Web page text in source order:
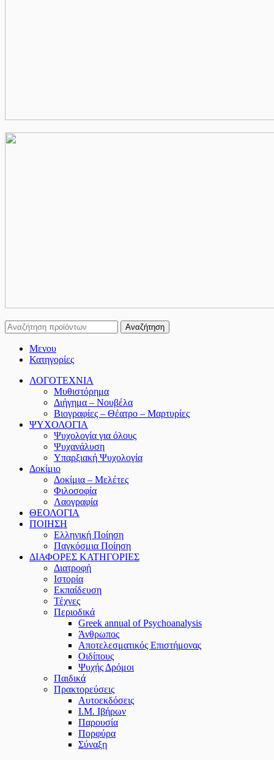
Αναζήτηση
Μενου
Κατηγορίες
ΛΟΓΟΤΕΧΝΙΑ
Μυθιστόρημα
Διήγημα – Νουβέλα
Βιογραφίες – Θέατρο – Μαρτυρίες
ΨΥΧΟΛΟΓΙΑ
Ψυχολογία για όλους
Ψυχανάλυση
Υπαρξιακή Ψυχολογία
Δοκίμιο
Δοκίμια – Μελέτες
Φιλοσοφία
Λαογραφία
ΘΕΟΛΟΓΙΑ
ΠΟΙΗΣΗ
Ελληνική Ποίηση
Παγκόσμια Ποίηση
ΔΙΑΦΟΡΕΣ ΚΑΤΗΓΟΡΙΕΣ
Διατροφή
Ιστορία
Εκπαίδευση
Τέχνες
Περιοδικά
Greek annual of Psychoanalysis
Άνθρωπος
Αποτελεσματικός Επιστήμονας
Οιδίπους
Ψυχής Δρόμοι
Παιδικά
Πρακτoρεύσεις
Αυτοεκδόσεις
Ι.Μ. Ιβήρων
Παρουσία
Πορφύρα
Σύναξη